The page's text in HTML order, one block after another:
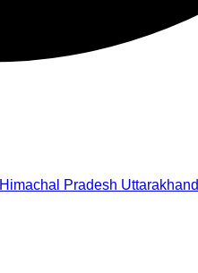
Himachal Pradesh Uttarakhand